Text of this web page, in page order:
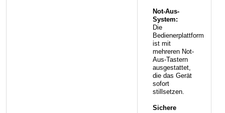
Not-Aus-
System:
Die
Bedienerplattform
ist mit
mehreren Not-
Aus-Tastern
ausgestattet,
die das Gerät
sofort
stillsetzen.
Sichere